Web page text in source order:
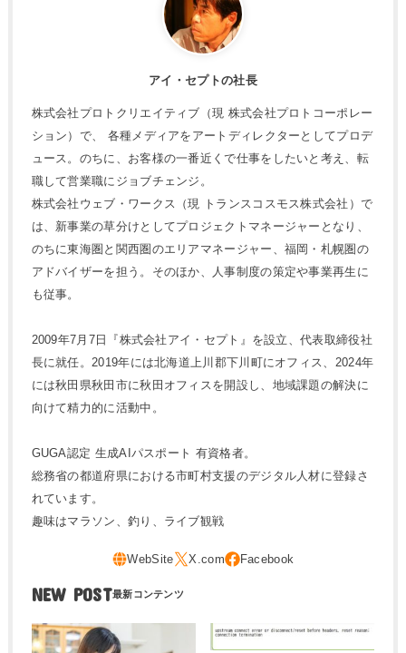
アイ・セプトの社長
株式会社プロトクリエイティブ（現 株式会社プロトコーポレー
ション）で、 各種メディアをアートディレクターとしてプロデ
ュース。のちに、お客様の一番近くで仕事をしたいと考え、転
職して営業職にジョブチェンジ。
株式会社ウェブ・ワークス（現 トランスコスモス株式会社）で
は、新事業の草分けとしてプロジェクトマネージャーとなり、
のちに東海圏と関西圏のエリアマネージャー、福岡・札幌圏の
アドバイザーを担う。そのほか、人事制度の策定や事業再生に
も従事。
2009年7月7日『株式会社アイ・セプト』を設立、代表取締役社
長に就任。2019年には北海道上川郡下川町にオフィス、2024年
には秋田県秋田市に秋田オフィスを開設し、地域課題の解決に
向けて精力的に活動中。
GUGA認定 生成AIパスポート 有資格者。
総務省の都道府県における市町村支援のデジタル人材に登録さ
れています。
趣味はマラソン、釣り、ライブ観戦
NEW POST